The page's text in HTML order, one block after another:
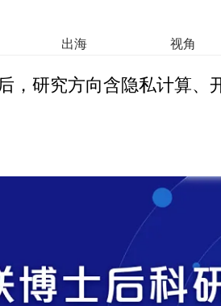
出海 视角
，研究方向含隐私计算